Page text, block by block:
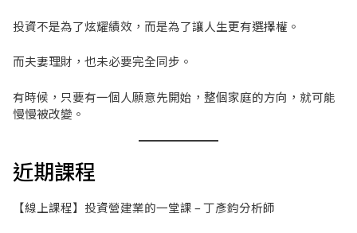
投資不是為了炫耀績效，而是為了讓人生更有選擇權。
而夫妻理財，也未必要完全同步。
有時候，只要有一個人願意先開始，整個家庭的方向，就可能
慢慢被改變。
近期課程
【線上課程】投資營建業的一堂課 – 丁彥鈞分析師